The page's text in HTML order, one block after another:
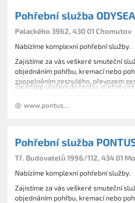
Pohřební služba
Palackého 3962, 430 01 Chomutov
Nabízíme komplexní pohřební služby.
Zajistíme za vás veškeré smuteční
objednáním pohřbu, kremací nebo
zpopelněním zesnulého, převozem
mimo ČR.
Zajistíme uložení do hrobu, včetně
loučkách.
Dále zajišťujeme kamenické práce,
www.pontusjirkov.wz.cz
Pohřební služba
Tř. Budovatelů 1996/112, 434 01
Nabízíme komplexní pohřební služby.
Zajistíme za vás veškeré smuteční
objednáním pohřbu, kremací nebo